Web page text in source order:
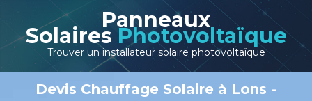
Panneaux
Solaires Photovoltaïque
Trouver un installateur solaire photovoltaïque
Devis Chauffage Solaire à Lons -